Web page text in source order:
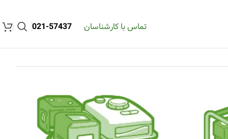
تماس با کارشناسان 57437-021